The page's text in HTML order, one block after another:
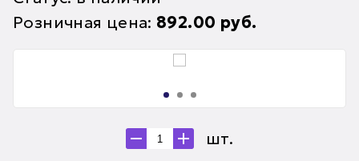
Розничная цена: 892.00 руб.
шт.